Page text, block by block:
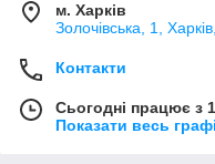
м. Харків
Золочівська, 1,
Контакти
Сьогодні працює з
Показати весь